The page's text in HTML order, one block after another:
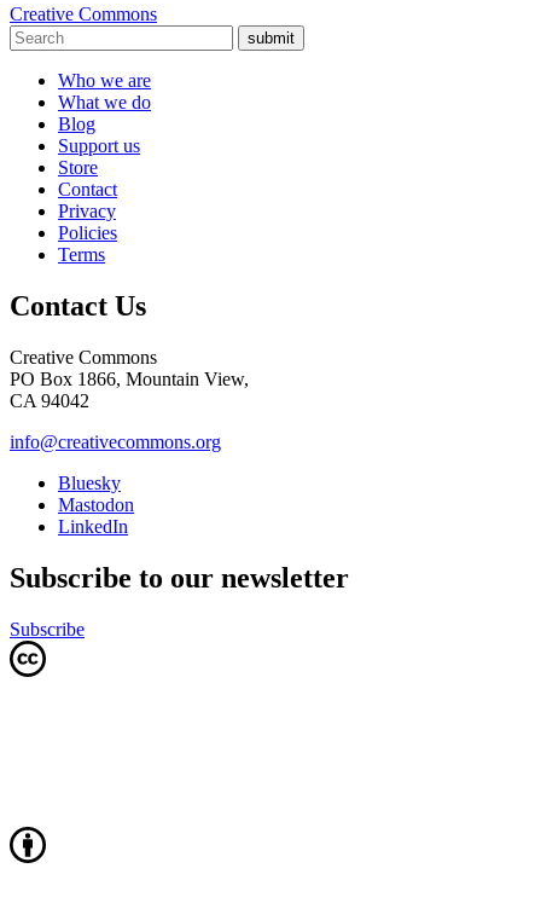
Creative Commons
submit
Who we are
What we do
Blog
Support us
Store
Contact
Privacy
Policies
Terms
Contact Us
Creative Commons
PO Box 1866, Mountain View,
CA 94042
info@creativecommons.org
Bluesky
Mastodon
LinkedIn
Subscribe to our newsletter
Subscribe